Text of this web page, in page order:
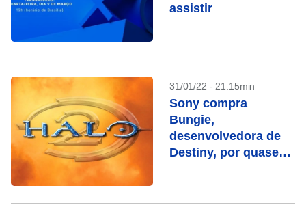
assistir
31/01/22 - 21:15min
Sony compra
Bungie,
desenvolvedora de
Destiny, por quase